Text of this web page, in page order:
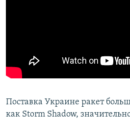
Поставка Украине ракет
как Storm Shadow,